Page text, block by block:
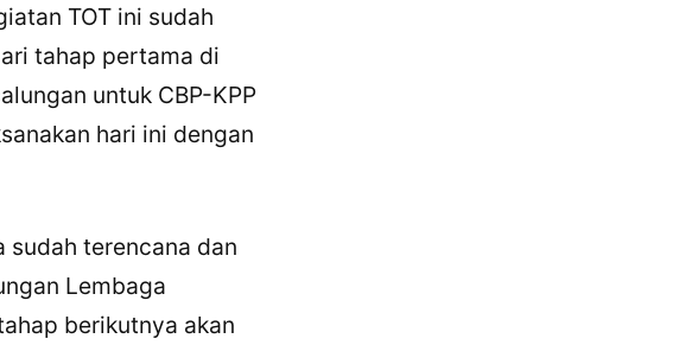
TOT ini sudah
tahap pertama di
untuk CBP-KPP
hari ini dengan
sudah terencana dan
Lembaga
berikutnya akan
×